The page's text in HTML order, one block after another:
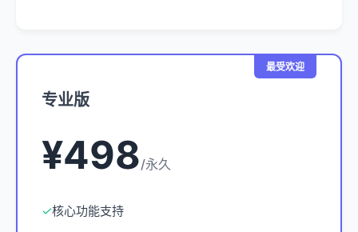
最受欢迎
专业版
¥498/永久
✓核心功能支持